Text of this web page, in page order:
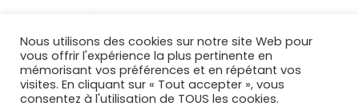
Nous utilisons des cookies sur notre site Web pour
vous offrir l'expérience la plus pertinente en
mémorisant vos préférences et en répétant vos
visites. En cliquant sur « Tout accepter », vous
consentez à l'utilisation de TOUS les cookies.